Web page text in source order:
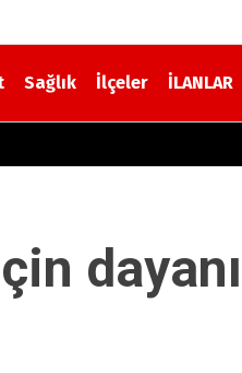
Sağlık İlçeler İLANLAR